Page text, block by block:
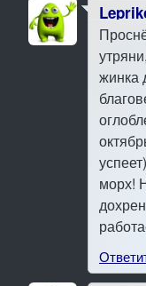
жинка
морх!